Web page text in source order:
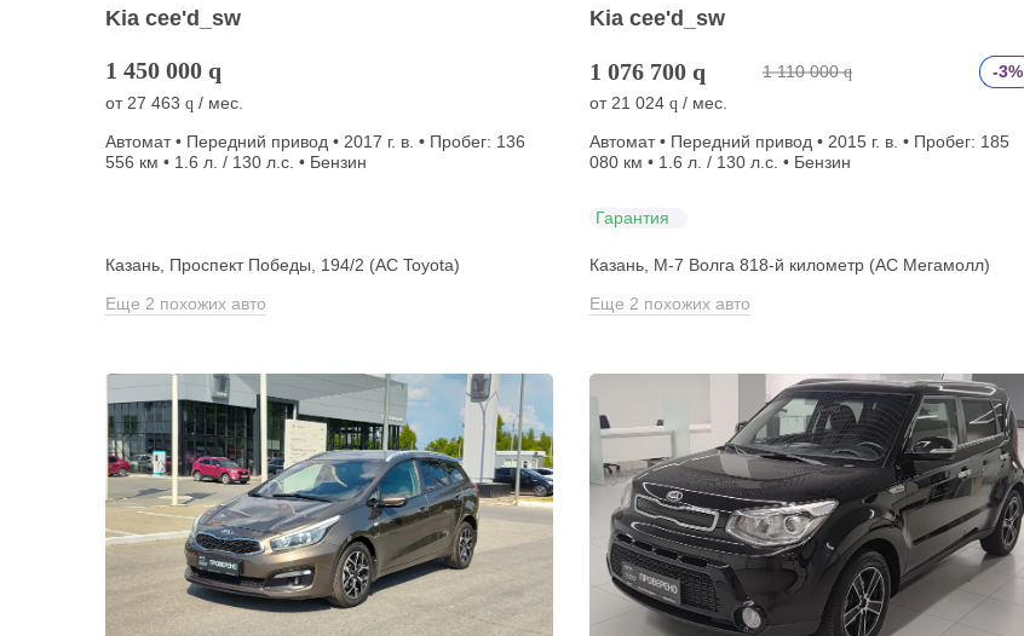
Kia cee'd_sw
1 450 000 q
от 27 463 q / мес.
Автомат • Передний привод • 2017 г. в. • Пробег: 136
556 км • 1.6 л. / 130 л.с. • Бензин
Казань, Проспект Победы, 194/2 (АС Toyota)
Еще 2 похожих авто
Kia cee'd_sw
1 076 700 q 1 110 000 q
-3%
от 21 024 q / мес.
Автомат • Передний привод • 2015 г. в. • Пробег: 185
080 км • 1.6 л. / 130 л.с. • Бензин
Гарантия
Казань, М-7 Волга 818-й километр (АС Мегамолл)
Еще 2 похожих авто